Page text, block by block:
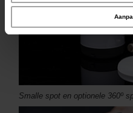
Smalle spot en optionele 360º